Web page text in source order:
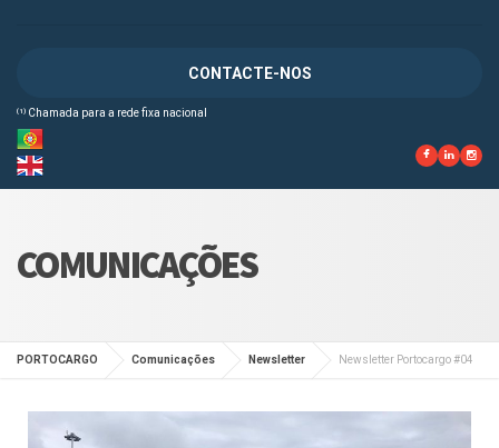
CONTACTE-NOS
⁽¹⁾ Chamada para a rede fixa nacional
COMUNICAÇÕES
PORTOCARGO Comunicações Newsletter Newsletter Portocargo #04